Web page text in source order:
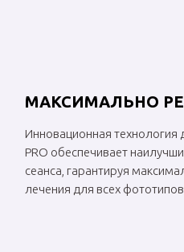
МАКСИМАЛЬНО
Инновационная технология
PRO обеспечивает
сеанса, гарантируя
лечения для всех